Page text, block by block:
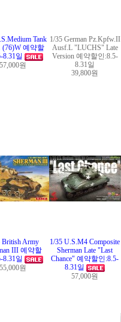
Tank
(76)W 예약할
8.31일
57,000원
1/35 German Pz.Kpfw.II
Ausf.L "LUCHS" Late
Version 예약할인:8.5-
8.31일
39,800원
British Army
III 예약할
8.31일
55,000원
1/35 U.S.M4 Composite
Sherman Late "Last
Chance" 예약할인:8.5-
8.31일
57,000원